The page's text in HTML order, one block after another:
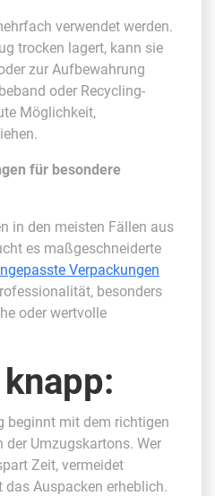
verwendet werden.
trocken lagert, kann sie
zur Aufbewahrung
oder Recycling-
Möglichkeit,
für besondere
in den meisten Fällen aus
es maßgeschneiderte
Verpackungen
besonders
oder wertvolle
beginnt mit dem richtigen
der Umzugskartons. Wer
Zeit, vermeidet
das Auspacken erheblich.